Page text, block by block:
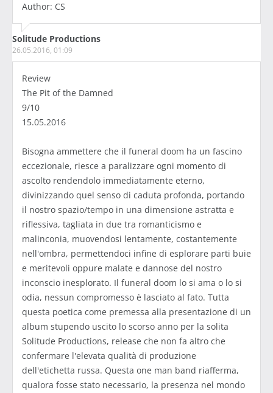
Author: CS
Solitude Productions
26.05.2016, 01:09
Review
The Pit of the Damned
9/10
15.05.2016
Bisogna ammettere che il funeral doom ha un fascino
eccezionale, riesce a paralizzare ogni momento di
ascolto rendendolo immediatamente eterno,
divinizzando quel senso di caduta profonda, portando
il nostro spazio/tempo in una dimensione astratta e
riflessiva, tagliata in due tra romanticismo e
malinconia, muovendosi lentamente, costantemente
nell'ombra, permettendoci infine di esplorare parti buie
e meritevoli oppure malate e dannose del nostro
inconscio inesplorato. Il funeral doom lo si ama o lo si
odia, nessun compromesso è lasciato al fato. Tutta
questa poetica come premessa alla presentazione di un
album stupendo uscito lo scorso anno per la solita
Solitude Productions, release che non fa altro che
confermare l'elevata qualità di produzione
dell'etichetta russa. Questa one man band riafferma,
qualora fosse stato necessario, la presenza nel mondo